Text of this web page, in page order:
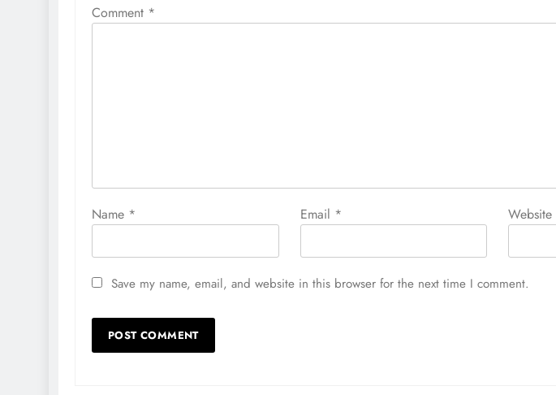
Comment *
Name * Email * Website
Save my name, email, and website in this browser for the next time I comment.